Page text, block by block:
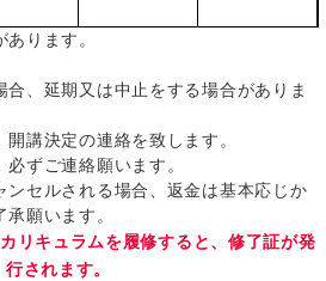
ります。
合、延期又は中止をする場合がありま
開講決定の連絡を致します。
必ずご連絡願います。
ンセルされる場合、返金は基本応じか
願います。
リキュラムを履修すると、修了証が発
行されます。